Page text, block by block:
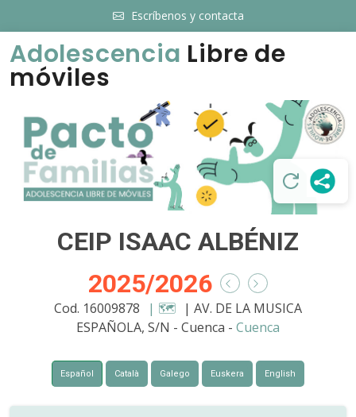
Escríbenos y contacta
Adolescencia Libre de
móviles
CEIP ISAAC ALBÉNIZ
2025/2026
Cod. 16009878 | 🗺️ | AV. DE LA MUSICA
ESPAÑOLA, S/N - Cuenca - Cuenca
Español Català Galego Euskera English